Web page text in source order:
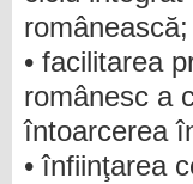
românească;
• facilitarea
românesc a
întoarcerea
• înfiinţarea